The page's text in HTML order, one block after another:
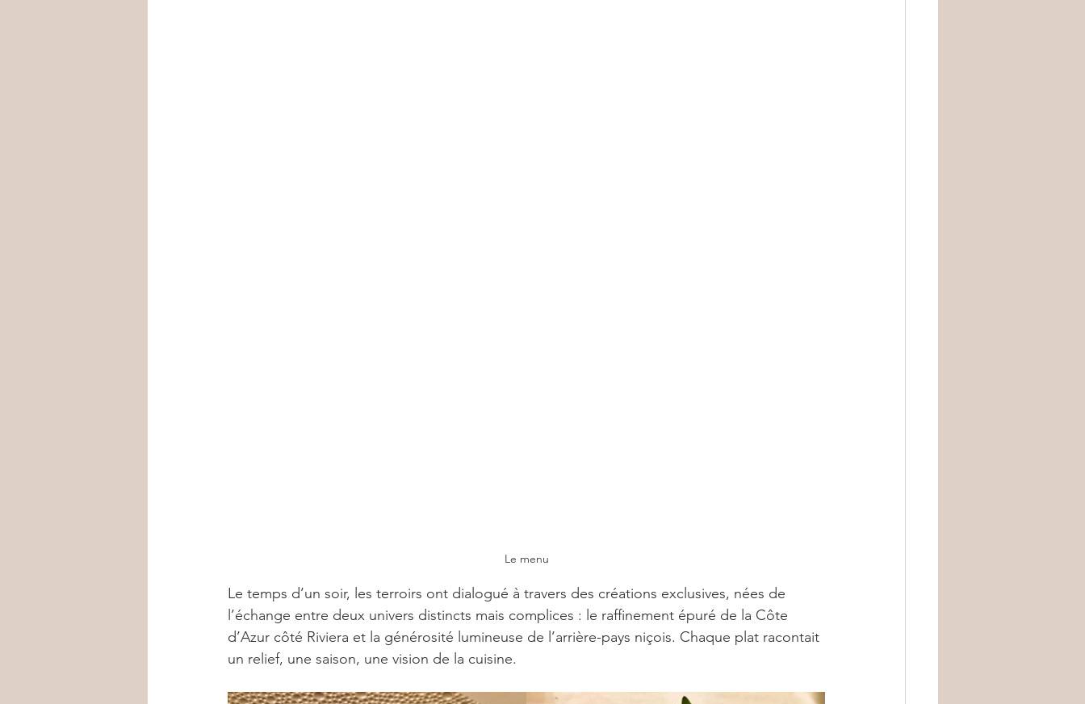
Le menu
Le temps d’un soir, les terroirs ont dialogué à travers des créations exclusives, nées de
l’échange entre deux univers distincts mais complices : le raffinement épuré de la Côte
d’Azur côté Riviera et la générosité lumineuse de l’arrière-pays niçois. Chaque plat racontait
un relief, une saison, une vision de la cuisine.